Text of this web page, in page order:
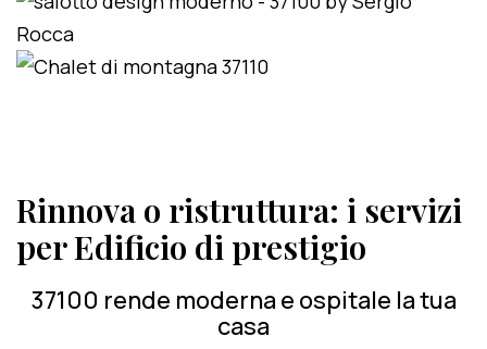
Rinnova o ristruttura: i servizi
per Edificio di prestigio
37100 rende moderna e ospitale la tua
casa